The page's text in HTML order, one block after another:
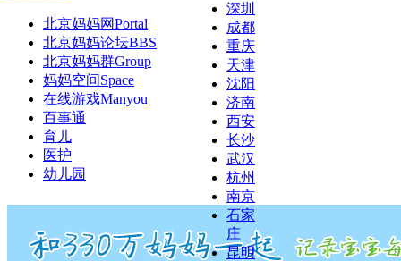
深圳
成都
重庆
天津
沈阳
济南
西安
长沙
武汉
杭州
南京
石家
庄
昆明
北京妈妈网Portal
北京妈妈论坛BBS
北京妈妈群Group
妈妈空间Space
在线游戏Manyou
百事通
育儿
医护
幼儿园